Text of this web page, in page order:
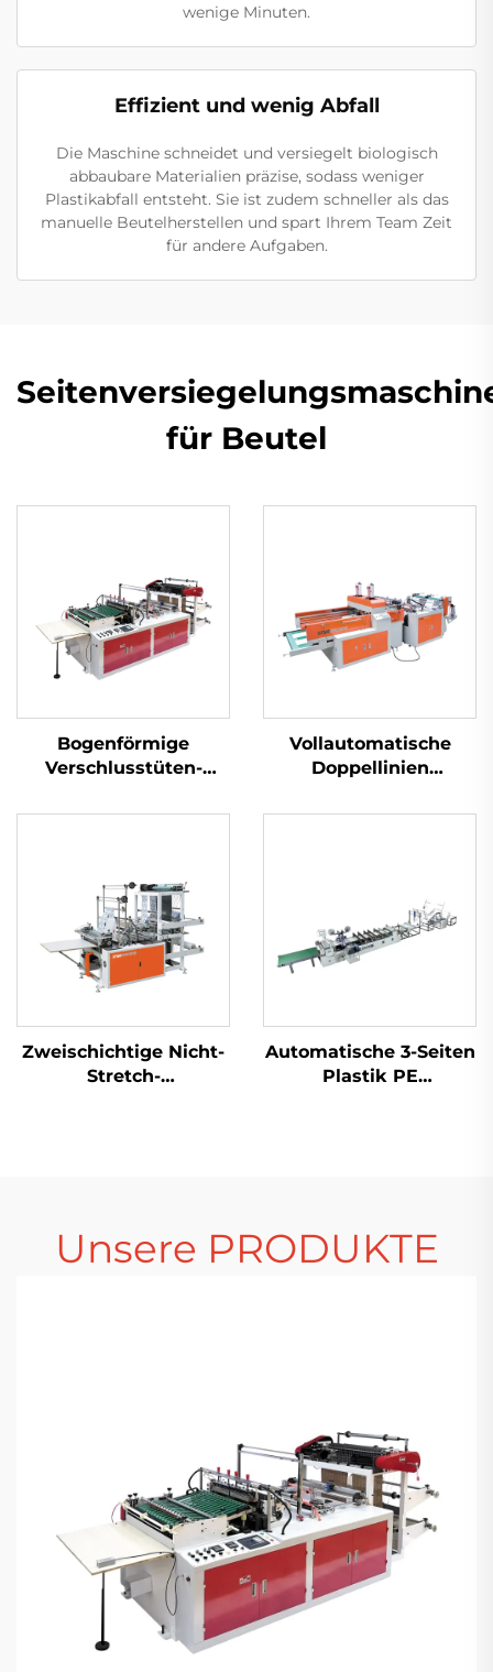
wenige Minuten.
Effizient und wenig Abfall
Die Maschine schneidet und versiegelt biologisch
abbaubare Materialien präzise, sodass weniger
Plastikabfall entsteht. Sie ist zudem schneller als das
manuelle Beutelherstellen und spart Ihrem Team Zeit
für andere Aufgaben.
für Beutel
Bogenförmige
Verschlusstüten-
Vollautomatische
Doppellinien
für die Herstellung
Zweischichtige Nicht-
Stretch-
Automatische 3-Seiten
Plastik PE
Unsere PRODUKTE